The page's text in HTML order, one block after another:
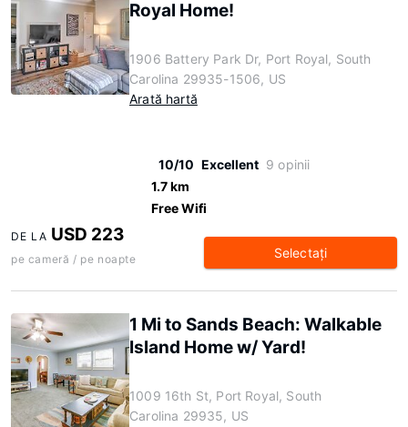
Royal Home!
1906 Battery Park Dr, Port Royal, South
Carolina 29935-1506, US
Arată hartă
10/10 Excellent 9 opinii
1.7 km
Free Wifi
DE LA USD 223
pe cameră / pe noapte Selectaţi
1 Mi to Sands Beach: Walkable
Island Home w/ Yard!
1009 16th St, Port Royal, South
Carolina 29935, US